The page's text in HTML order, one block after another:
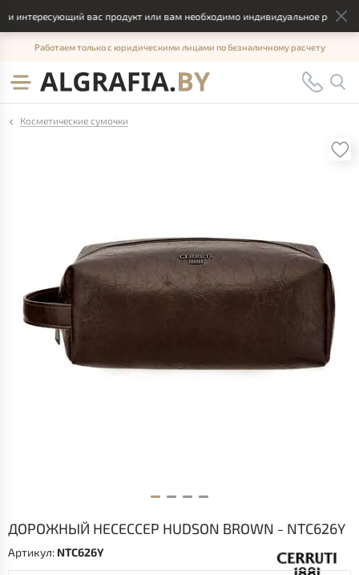
вас продукт или вам необходимо индивидуальное
Работаем только с юридическими лицами по безналичному расчету
Косметические сумочки
ДОРОЖНЫЙ НЕСЕССЕР HUDSON BROWN - NTC626Y
Артикул: NTC626Y